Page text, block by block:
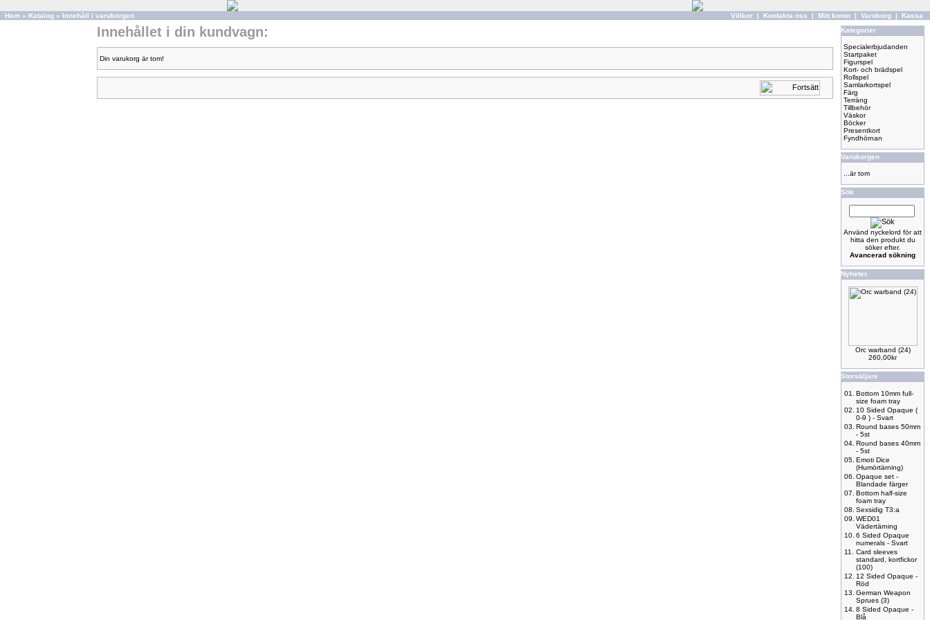
Hem » Katalog » Innehåll i varukorgen Villkor | Kontakta oss | Mitt konto | Varukorg | Kassa
Innehållet i din kundvagn:
Din varukorg är tom!
Kategorier
Specialerbjudanden
Startpaket
Figurspel
Kort- och brädspel
Rollspel
Samlarkortspel
Färg
Terräng
Tillbehör
Väskor
Böcker
Presentkort
Fyndhörnan
Varukorgen
...är tom
Sök
Använd nyckelord för att
hitta den produkt du
söker efter.
Avancerad sökning
Nyheter.
Orc warband (24)
260,00kr
Storsäljare
01.
Bottom 10mm full-
size foam tray
02.
10 Sided Opaque (
0-9 ) - Svart
03. Round bases 50mm
- 5st
04. Round bases 40mm
- 5st
05. Emoti Dice
(Humörtärning)
06. Opaque set -
Blandade färger
07. Bottom half-size
foam tray
08. Sexsidig T3:a
09. WED01
Vädertärning
10. 6 Sided Opaque
numerals - Svart
11.
Card sleeves
standard, kortfickor
(100)
12.
12 Sided Opaque -
Röd
13. German Weapon
Sprues (3)
14. 8 Sided Opaque -
Blå